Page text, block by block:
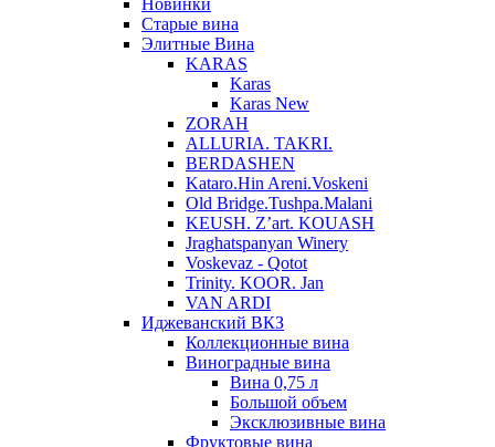
Новинки
Старые вина
Элитные Вина
KARAS
Karas
Karas New
ZORAH
ALLURIA. TAKRI.
BERDASHEN
Kataro.Hin Areni.Voskeni
Old Bridge.Tushpa.Malani
KEUSH. Z’art. KOUASH
Jraghatspanyan Winery
Voskevaz - Qotot
Trinity. KOOR. Jan
VAN ARDI
Иджеванский ВКЗ
Коллекционные вина
Виноградные вина
Вина 0,75 л
Большой объем
Эксклюзивные вина
Фруктовые вина